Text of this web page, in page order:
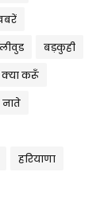
बड़कुही
करूँ
नाते
हरियाणा